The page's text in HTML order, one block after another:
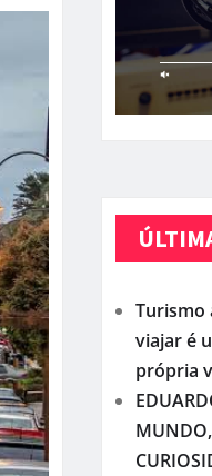
Turismo
viajar é
própria